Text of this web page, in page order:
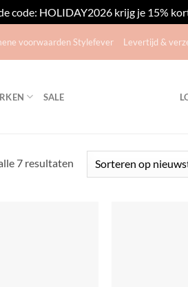
code: HOLIDAY2026 krijg je 15%
voorwaarden Stylefever Levertijd &
SALE
7 resultatenGesorteerd